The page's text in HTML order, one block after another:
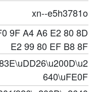
xn--e5h3781o
9F A4 A6 E2 80 8D
E2 99 80 EF B8 8F
640\uFE0F